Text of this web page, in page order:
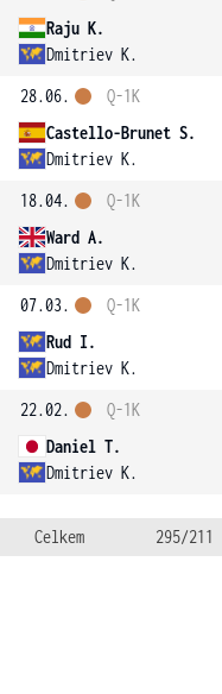
Raju K.
Dmitriev K.
28.06.
Castello-Brunet S.
Dmitriev K.
Q-1K
18.04.
Ward A.
Dmitriev K.
Q-1K
07.03.
Rud I.
Dmitriev K.
Q-1K
22.02.
Daniel T.
Dmitriev K.
Q-1K
Celkem 295/211